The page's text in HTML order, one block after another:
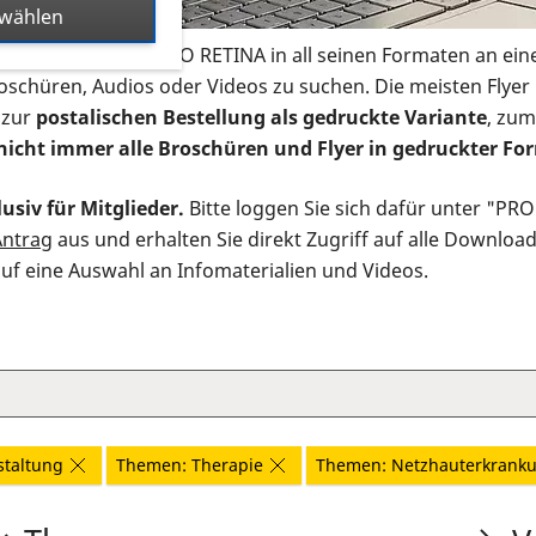
der PRO RETINA in all seinen Formaten an
Audios oder Videos zu suchen. Die meisten
postalischen Bestellung als gedruckte Variante,
immer alle Broschüren und Flyer in gedruckter
für Mitglieder. Bitte loggen Sie sich dafür unter
aus und erhalten Sie direkt Zugriff auf alle
eine Auswahl an Infomaterialien und Videos.
Themen: Therapie Themen: